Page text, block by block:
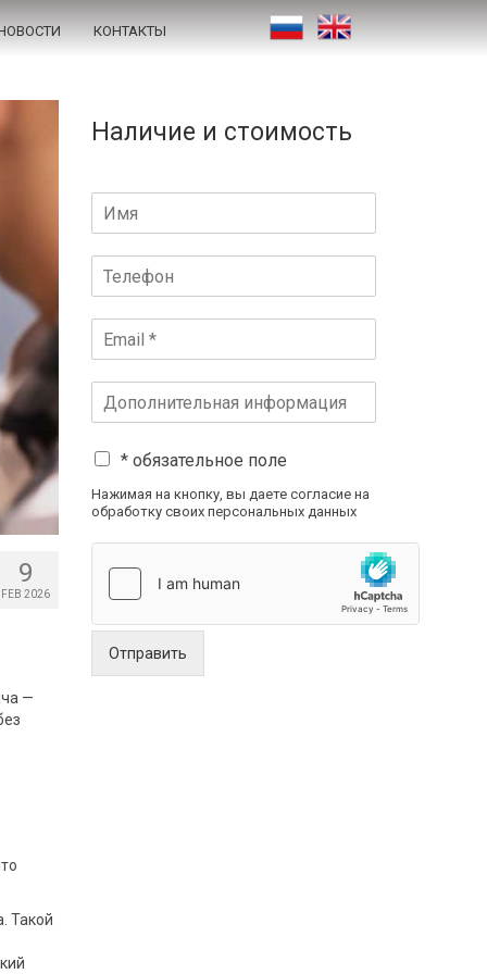
КОНТАКТЫ
9
FEB 2026
—
Такой
Наличие и стоимость
* обязательное поле
Нажимая на кнопку, вы даете согласие на
обработку своих персональных данных
Отправить